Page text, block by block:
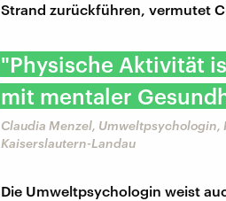
Strand zurückführen, vermutet
"Physische Aktivität
mit mentaler
Claudia Menzel,
Kaiserslautern-Landau
Die Umweltpsychologin weist